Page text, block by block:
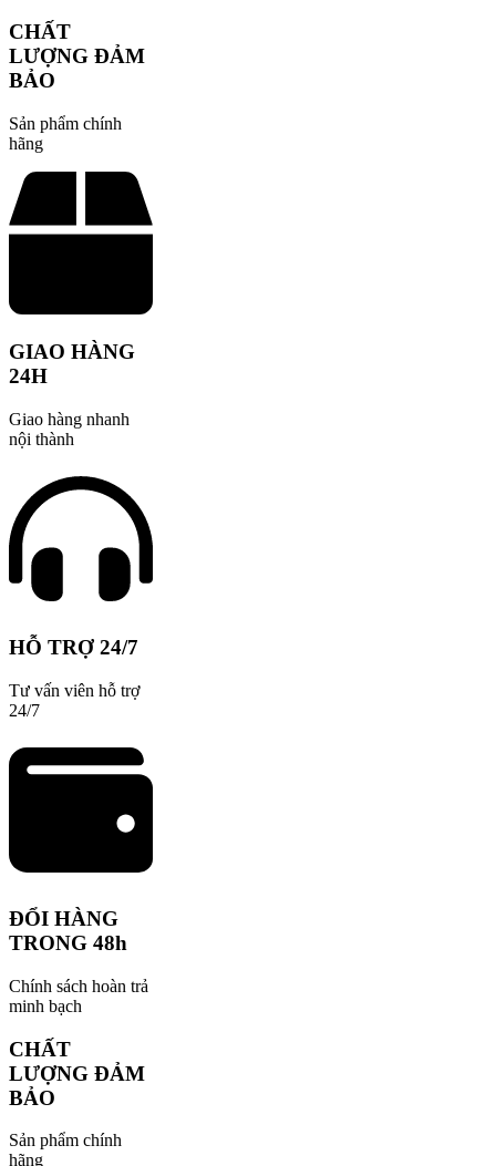
CHẤT
LƯỢNG ĐẢM
BẢO
Sản phẩm chính
hãng
GIAO HÀNG
24H
Giao hàng nhanh
nội thành
HỖ TRỢ 24/7
Tư vấn viên hỗ trợ
24/7
ĐỔI HÀNG
TRONG 48h
Chính sách hoàn trả
minh bạch
CHẤT
LƯỢNG ĐẢM
BẢO
Sản phẩm chính
hãng